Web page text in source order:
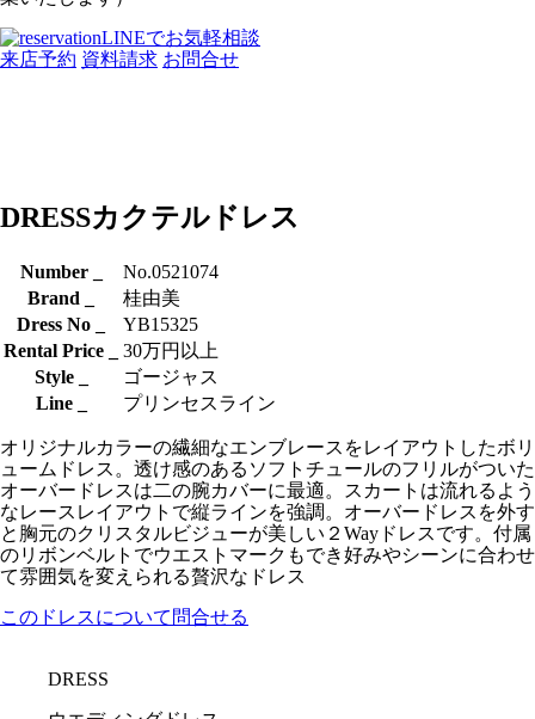
LINEでお気軽相談
来店予約 資料請求 お問合せ
DRESSカクテルドレス
Number _
No.0521074
Brand _
桂由美
Dress No _
YB15325
Rental Price _
30万円以上
Style _
ゴージャス
Line _
プリンセスライン
オリジナルカラーの繊細なエンブレースをレイアウトしたボリ
ュームドレス。透け感のあるソフトチュールのフリルがついた
オーバードレスは二の腕カバーに最適。スカートは流れるよう
なレースレイアウトで縦ラインを強調。オーバードレスを外す
と胸元のクリスタルビジューが美しい２Wayドレスです。付属
のリボンベルトでウエストマークもでき好みやシーンに合わせ
て雰囲気を変えられる贅沢なドレス
このドレスについて問合せる
DRESS